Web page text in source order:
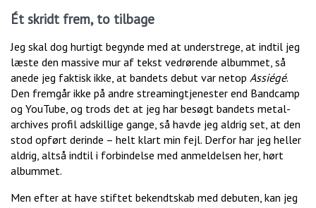
Ét skridt frem, to tilbage
Jeg skal dog hurtigt begynde med at understrege, at indtil jeg
læste den massive mur af tekst vedrørende albummet, så
anede jeg faktisk ikke, at bandets debut var netop Assiégé.
Den fremgår ikke på andre streamingtjenester end Bandcamp
og YouTube, og trods det at jeg har besøgt bandets metal-
archives profil adskillige gange, så havde jeg aldrig set, at den
stod opført derinde – helt klart min fejl. Derfor har jeg heller
aldrig, altså indtil i forbindelse med anmeldelsen her, hørt
albummet.
Men efter at have stiftet bekendtskab med debuten, kan jeg